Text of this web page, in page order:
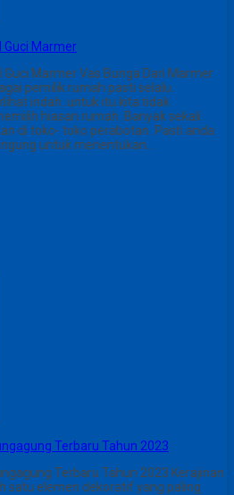
Guci Marmer
Marmer Vas Bunga Dari Marmer
pemilik rumah pasti selalu
indah. untuk itu kita tidak
hiasan rumah. Banyak sekali
di toko- toko perabotan. Pasti anda
untuk menentukan…
Terbaru Tahun 2023
Terbaru Tahun 2023 Kerajinan
satu elemen dekoratif yang paling